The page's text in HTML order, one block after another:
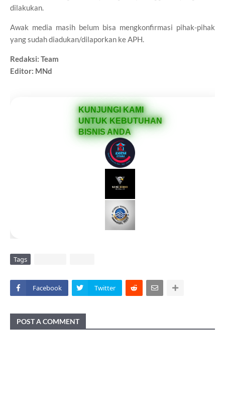
dilakukan.
Awak media masih belum bisa mengkonfirmasi pihak-pihak
yang sudah diadukan/dilaporkan ke APH.
Redaksi: Team
Editor: MNd
KUNJUNGI KAMI
UNTUK KEBUTUHAN
BISNIS ANDA
Tags
Facebook Twitter
POST A COMMENT